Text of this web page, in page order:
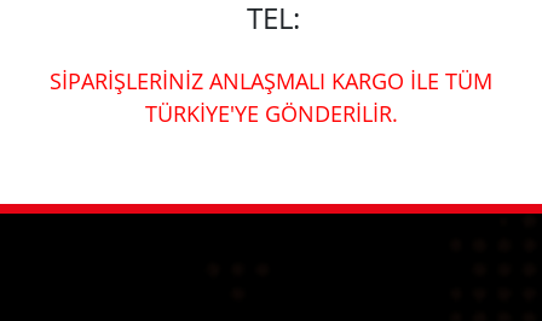
TEL:
SİPARİŞLERİNİZ ANLAŞMALI KARGO İLE TÜM
TÜRKİYE'YE GÖNDERİLİR.